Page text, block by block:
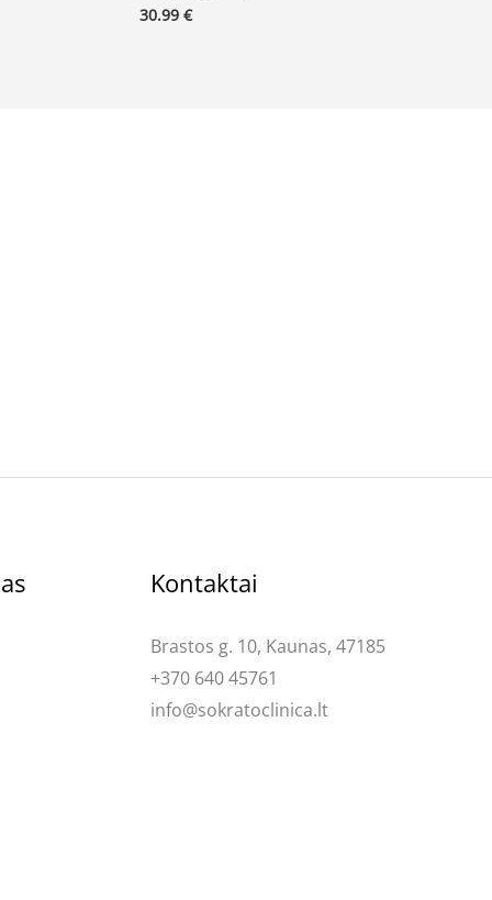
30.99 €
Kontaktai
Brastos g. 10, Kaunas, 47185
+370 640 45761
info@sokratoclinica.lt